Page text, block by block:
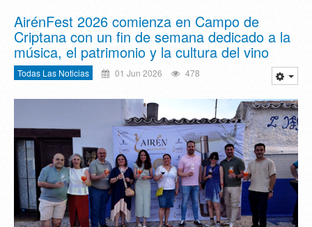
AirénFest 2026 comienza en Campo de
Criptana con un fin de semana dedicado a la
música, el patrimonio y la cultura del vino
Todas Las Noticias 01 Jun 2026 478